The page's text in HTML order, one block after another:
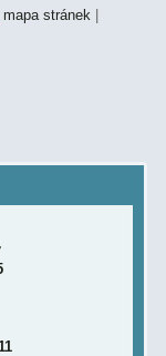
mapa stránek